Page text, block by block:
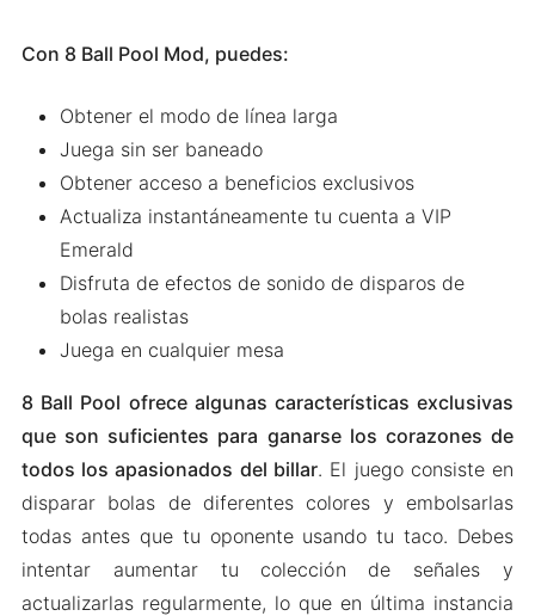
Con 8 Ball Pool Mod, puedes:
Obtener el modo de línea larga
Juega sin ser baneado
Obtener acceso a beneficios exclusivos
Actualiza instantáneamente tu cuenta a VIP
Emerald
Disfruta de efectos de sonido de disparos de
bolas realistas
Juega en cualquier mesa
8 Ball Pool ofrece algunas características exclusivas
que son suficientes para ganarse los corazones de
todos los apasionados del billar. El juego consiste en
disparar bolas de diferentes colores y embolsarlas
todas antes que tu oponente usando tu taco. Debes
intentar aumentar tu colección de señales y
actualizarlas regularmente, lo que en última instancia